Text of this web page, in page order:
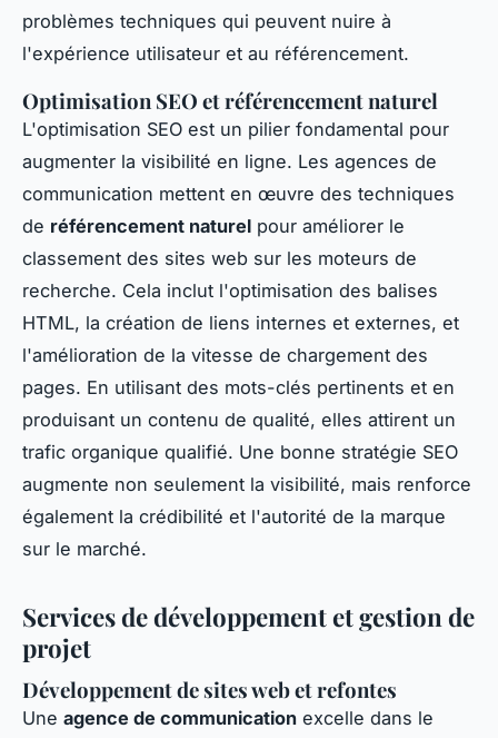
problèmes techniques qui peuvent nuire à
l'expérience utilisateur et au référencement.
Optimisation SEO et référencement naturel
L'optimisation SEO est un pilier fondamental pour
augmenter la visibilité en ligne. Les agences de
communication mettent en œuvre des techniques
de référencement naturel pour améliorer le
classement des sites web sur les moteurs de
recherche. Cela inclut l'optimisation des balises
HTML, la création de liens internes et externes, et
l'amélioration de la vitesse de chargement des
pages. En utilisant des mots-clés pertinents et en
produisant un contenu de qualité, elles attirent un
trafic organique qualifié. Une bonne stratégie SEO
augmente non seulement la visibilité, mais renforce
également la crédibilité et l'autorité de la marque
sur le marché.
Services de développement et gestion de
projet
Développement de sites web et refontes
Une agence de communication excelle dans le